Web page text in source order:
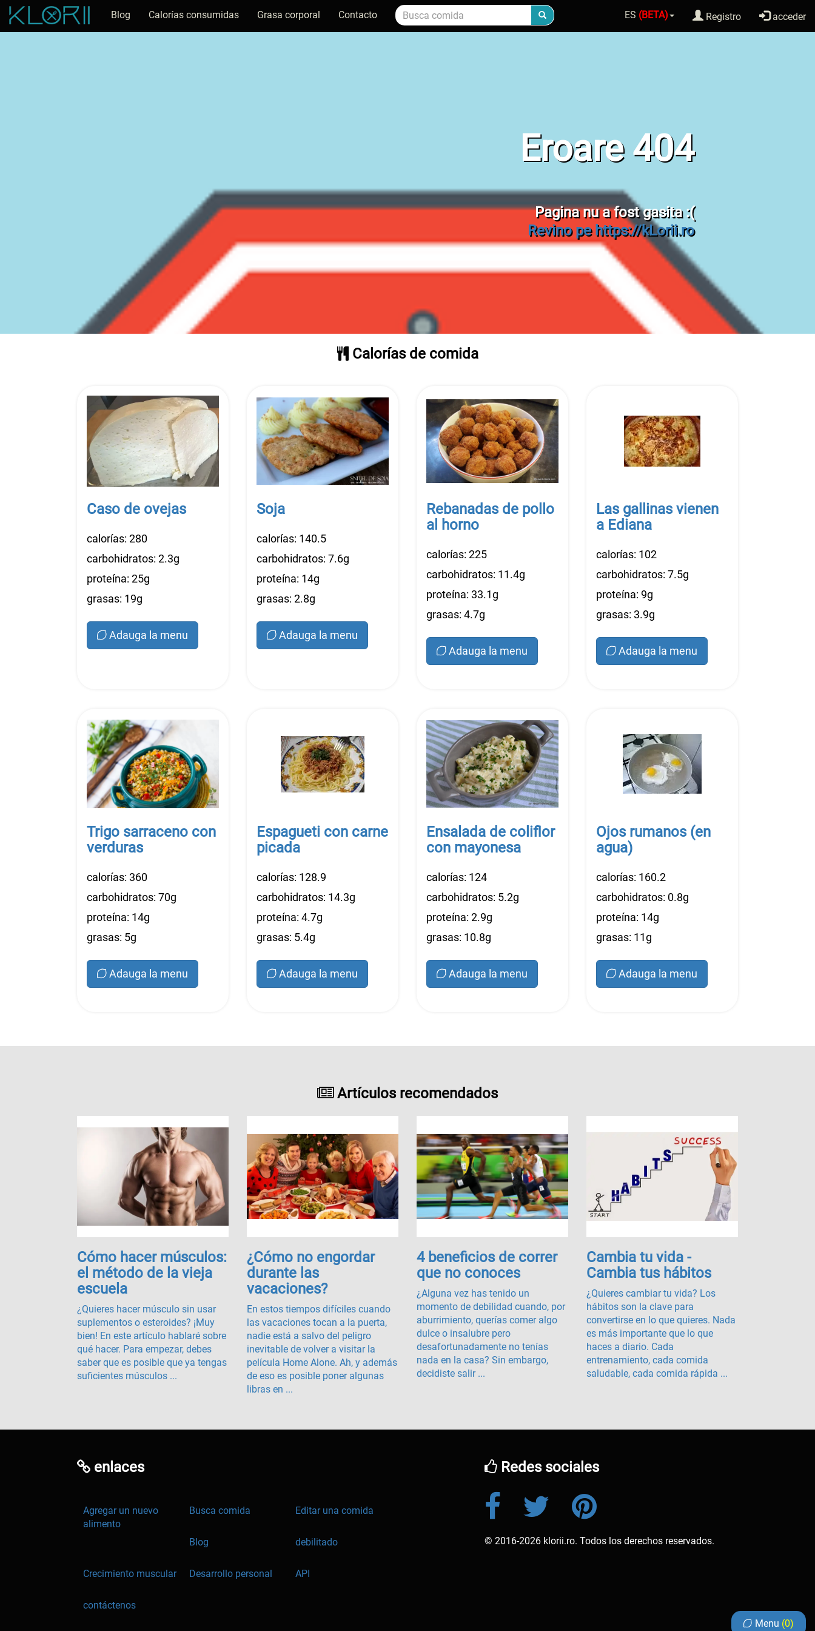
Blog Calorías consumidas Grasa corporal Contacto ES (BETA) Registro acceder
Eroare 404
Pagina nu a fost gasita :(
Revino pe https://kLorii.ro
Calorías de comida
Caso de ovejas
calorías: 280
carbohidratos: 2.3g
proteína: 25g
grasas: 19g
Adauga la menu
Soja
calorías: 140.5
carbohidratos: 7.6g
proteína: 14g
grasas: 2.8g
Adauga la menu
Rebanadas de pollo
al horno
calorías: 225
carbohidratos: 11.4g
proteína: 33.1g
grasas: 4.7g
Adauga la menu
Las gallinas vienen
a Ediana
calorías: 102
carbohidratos: 7.5g
proteína: 9g
grasas: 3.9g
Adauga la menu
Trigo sarraceno con
verduras
calorías: 360
carbohidratos: 70g
proteína: 14g
grasas: 5g
Adauga la menu
Espagueti con carne
picada
calorías: 128.9
carbohidratos: 14.3g
proteína: 4.7g
grasas: 5.4g
Adauga la menu
Ensalada de coliflor
con mayonesa
calorías: 124
carbohidratos: 5.2g
proteína: 2.9g
grasas: 10.8g
Adauga la menu
Ojos rumanos (en
agua)
calorías: 160.2
carbohidratos: 0.8g
proteína: 14g
grasas: 11g
Adauga la menu
Artículos recomendados
Cómo hacer músculos:
el método de la vieja
escuela
¿Quieres hacer músculo sin usar
suplementos o esteroides? ¡Muy
bien! En este artículo hablaré sobre
qué hacer. Para empezar, debes
saber que es posible que ya tengas
suficientes músculos ...
¿Cómo no engordar
durante las
vacaciones?
En estos tiempos difíciles cuando
las vacaciones tocan a la puerta,
nadie está a salvo del peligro
inevitable de volver a visitar la
película Home Alone. Ah, y además
de eso es posible poner algunas
libras en ...
4 beneficios de correr
que no conoces
¿Alguna vez has tenido un
momento de debilidad cuando, por
aburrimiento, querías comer algo
dulce o insalubre pero
desafortunadamente no tenías
nada en la casa? Sin embargo,
decidiste salir ...
Cambia tu vida -
Cambia tus hábitos
¿Quieres cambiar tu vida? Los
hábitos son la clave para
convertirse en lo que quieres. Nada
es más importante que lo que
haces a diario. Cada
entrenamiento, cada comida
saludable, cada comida rápida ...
enlaces
Agregar un nuevo
alimento
Busca comida Editar una comida
Blog debilitado
Crecimiento muscular Desarrollo personal API
contáctenos
Redes sociales
© 2016-2026 klorii.ro. Todos los derechos reservados.
Menu 0